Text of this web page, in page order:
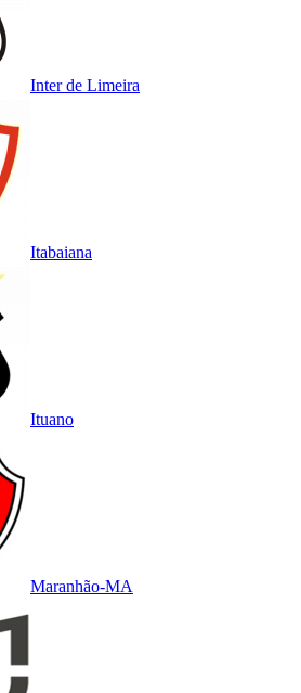
Inter de Limeira
Itabaiana
Ituano
Maranhão-MA